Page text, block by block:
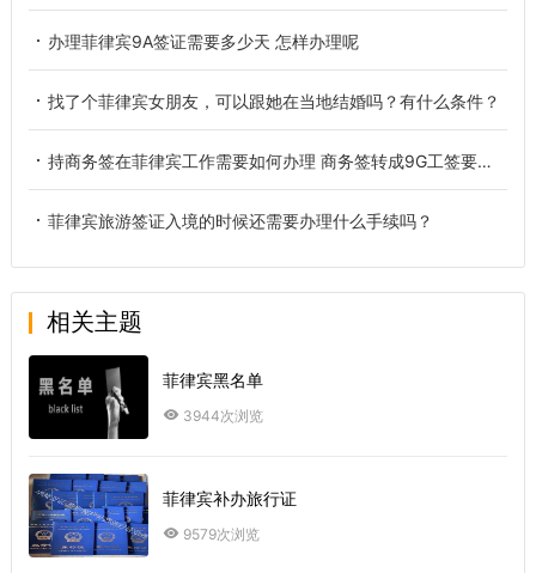
办理菲律宾9A签证需要多少天 怎样办理呢
找了个菲律宾女朋友，可以跟她在当地结婚吗？有什么条件？
持商务签在菲律宾工作需要如何办理 商务签转成9G工签要怎么转
菲律宾旅游签证入境的时候还需要办理什么手续吗？
相关主题
菲律宾黑名单
3944次浏览
菲律宾补办旅行证
9579次浏览